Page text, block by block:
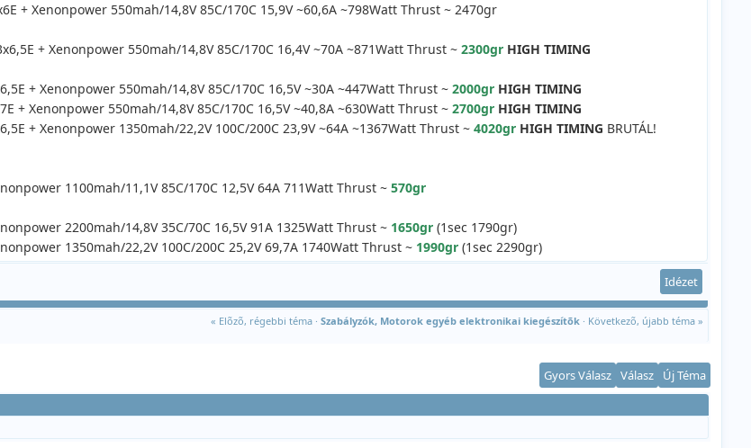
+ Xenonpower 550mah/14,8V 85C/170C 15,9V ~60,6A ~798Watt Thrust ~ 2470gr
+ Xenonpower 550mah/14,8V 85C/170C 16,4V ~70A ~871Watt Thrust ~ 2300gr HIGH TIMING
+ Xenonpower 550mah/14,8V 85C/170C 16,5V ~30A ~447Watt Thrust ~ 2000gr HIGH TIMING
+ Xenonpower 550mah/14,8V 85C/170C 16,5V ~40,8A ~630Watt Thrust ~ 2700gr HIGH TIMING
+ Xenonpower 1350mah/22,2V 100C/200C 23,9V ~64A ~1367Watt Thrust ~ 4020gr HIGH TIMING BRUTÁL!
1100mah/11,1V 85C/170C 12,5V 64A 711Watt Thrust ~ 570gr
2200mah/14,8V 35C/70C 16,5V 91A 1325Watt Thrust ~ 1650gr (1sec 1790gr)
1350mah/22,2V 100C/200C 25,2V 69,7A 1740Watt Thrust ~ 1990gr (1sec 2290gr)
Idézet
« Elõzõ, régebbi téma · Szabályzók, Motorok egyéb elektronikai kiegészítõk · Következõ, újabb téma »
Gyors Válasz Válasz Új Téma